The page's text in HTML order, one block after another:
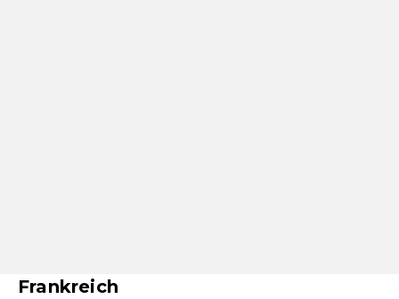
Frankreich